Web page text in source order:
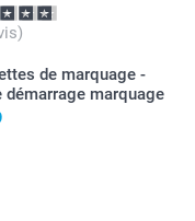
de marquage -
démarrage marquage